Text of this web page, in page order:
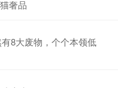
奢品
8大废物，个个本领低